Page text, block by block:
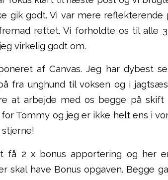
gik godt. Vi var mere reflekterende
rettet. Vi forholdte os til alle
virkelig godt om.
af Canvas. Jeg har dybest
fra unghund til voksen og i
at arbejde med os begge på
Tommy og jeg er ikke helt ens i
få 2 x bonus apportering og her
skal have Bonus opgaven. Begge